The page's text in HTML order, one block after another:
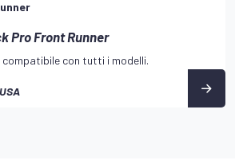
Pro Front Runner
con tutti i modelli.